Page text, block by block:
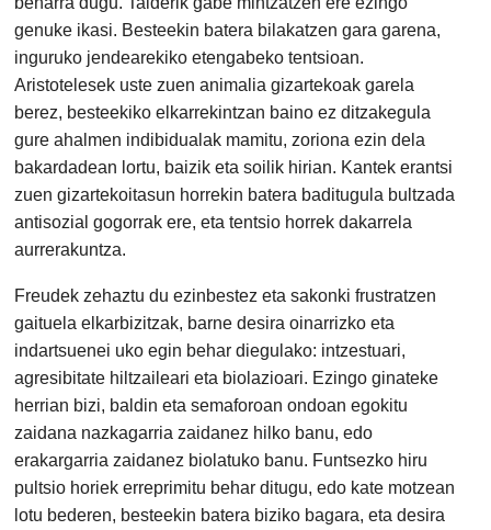
genuke ikasi. Besteekin batera bilakatzen gara garena,
inguruko jendearekiko etengabeko tentsioan.
Aristotelesek uste zuen animalia gizartekoak garela
berez, besteekiko elkarrekintzan baino ez ditzakegula
gure ahalmen indibidualak mamitu, zoriona ezin dela
bakardadean lortu, baizik eta soilik hirian. Kantek erantsi
zuen gizartekoitasun horrekin batera baditugula bultzada
antisozial gogorrak ere, eta tentsio horrek dakarrela
aurrerakuntza.
Freudek zehaztu du ezinbestez eta sakonki frustratzen
gaituela elkarbizitzak, barne desira oinarrizko eta
indartsuenei uko egin behar diegulako: intzestuari,
agresibitate hiltzaileari eta biolazioari. Ezingo ginateke
herrian bizi, baldin eta semaforoan ondoan egokitu
zaidana nazkagarria zaidanez hilko banu, edo
erakargarria zaidanez biolatuko banu. Funtsezko hiru
pultsio horiek erreprimitu behar ditugu, edo kate motzean
lotu bederen, besteekin batera biziko bagara, eta desira